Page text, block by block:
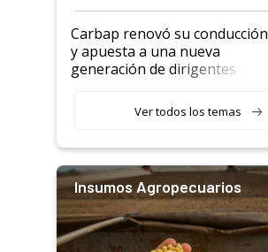
Carbap renovó su conducción
y apuesta a una nueva
generación de dirigentes
Ver todos los temas
Insumos Agropecuarios